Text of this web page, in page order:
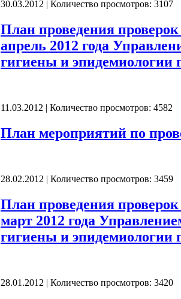
30.03.2012 | Количество просмотров: 3107
План проведения
апрель 2012 года
гигиены и эпидемиологии
11.03.2012 | Количество просмотров: 4582
План мероприятий по
28.02.2012 | Количество просмотров: 3459
План проведения
март 2012 года
гигиены и эпидемиологии
28.01.2012 | Количество просмотров: 3420